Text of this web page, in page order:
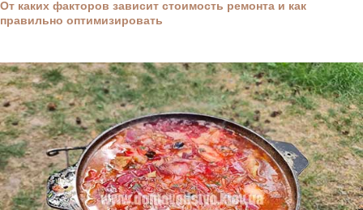
От каких факторов зависит стоимость ремонта и как
правильно оптимизировать